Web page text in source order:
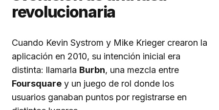
revolucionaria
Cuando Kevin Systrom y Mike Krieger crearon la
aplicación en 2010, su intención inicial era
distinta: llamarla Burbn, una mezcla entre
Foursquare y un juego de rol donde los
usuarios ganaban puntos por registrarse en